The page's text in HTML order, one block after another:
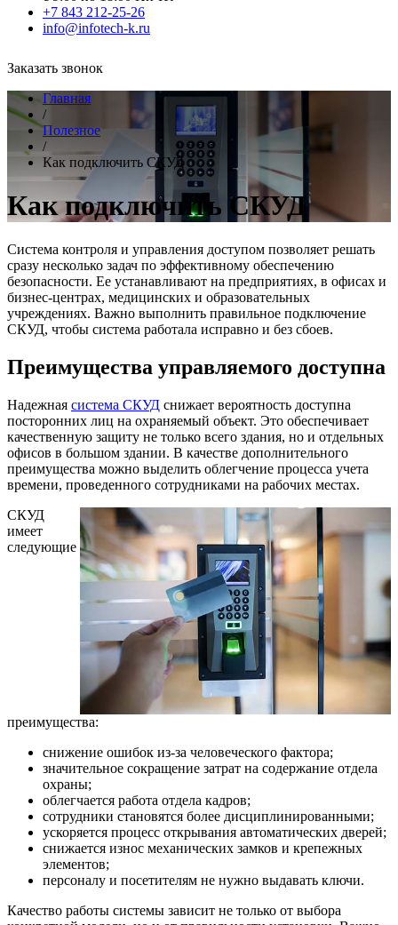
+7 843 212-25-26
info@infotech-k.ru
Заказать звонок
Главная
/
Полезное
/
Как подключить СКУД
Как подключить СКУД
Система контроля и управления доступом позволяет решать
сразу несколько задач по эффективному обеспечению
безопасности. Ее устанавливают на предприятиях, в офисах и
бизнес-центрах, медицинских и образовательных
учреждениях. Важно выполнить правильное подключение
СКУД, чтобы система работала исправно и без сбоев.
Преимущества управляемого доступна
Надежная система СКУД снижает вероятность доступна
посторонних лиц на охраняемый объект. Это обеспечивает
качественную защиту не только всего здания, но и отдельных
офисов в большом здании. В качестве дополнительного
преимущества можно выделить облегчение процесса учета
времени, проведенного сотрудниками на рабочих местах.
СКУД
имеет
следующие
преимущества:
снижение ошибок из-за человеческого фактора;
значительное сокращение затрат на содержание отдела
охраны;
облегчается работа отдела кадров;
сотрудники становятся более дисциплинированными;
ускоряется процесс открывания автоматических дверей;
снижается износ механических замков и крепежных
элементов;
персоналу и посетителям не нужно выдавать ключи.
Качество работы системы зависит не только от выбора